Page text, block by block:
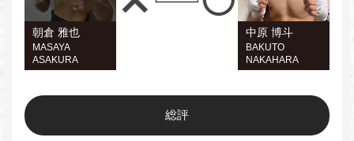
朝倉 雅也
MASAYA
ASAKURA
中原 博斗
BAKUTO
NAKAHARA
総評